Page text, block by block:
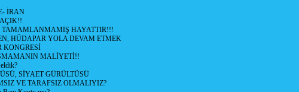
İRAN
TAMAMLANMAMIŞ HAYATTIR!!!
HÜDAPAR YOLA DEVAM ETMEK
KONGRESİ
MALİYETİ!!
SİYAET GÜRÜLTÜSÜ
VE TARAFSIZ OLMALIYIZ?